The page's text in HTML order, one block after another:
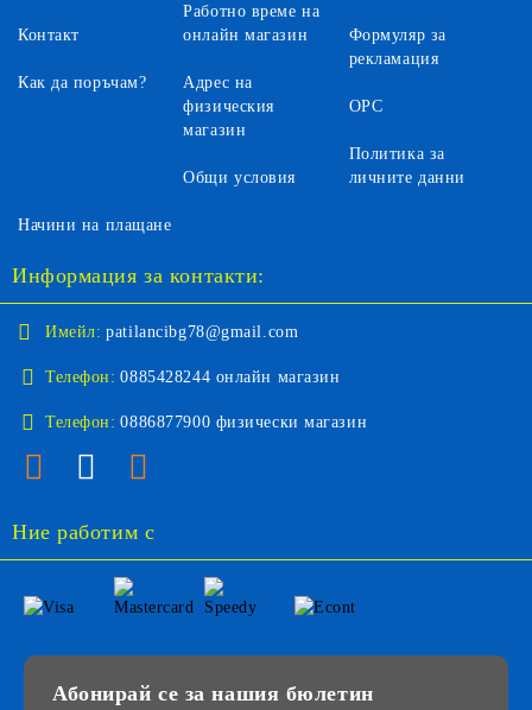
Контакт
Как да поръчам?
Работно време на
онлайн магазин
Адрес на
физическия
магазин
Общи условия
Формуляр за
рекламация
ОРС
Политика за
личните данни
Начини на плащане
Информация за контакти:
Имейл: patilancibg78@gmail.com
Телефон: 0885428244 онлайн магазин
Телефон: 0886877900 физически магазин
Ние работим с
Абонирай се за нашия бюлетин